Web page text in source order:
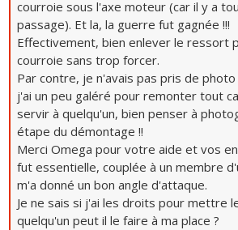
courroie sous l'axe moteur (car il y a
passage). Et la, la guerre fut gagnée !!!
Effectivement, bien enlever le ressort
courroie sans trop forcer.
Par contre, je n'avais pas pris de
j'ai un peu galéré pour remonter tout
servir à quelqu'un, bien penser à
étape du démontage !!
Merci Omega pour votre aide et vos
fut essentielle, couplée à un membre
m'a donné un bon angle d'attaque.
Je ne sais si j'ai les droits pour mettre
quelqu'un peut il le faire à ma place ?